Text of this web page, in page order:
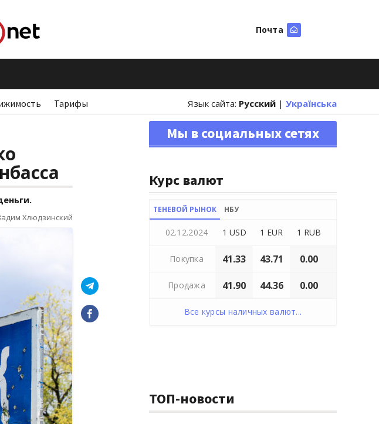
Почта
Тарифы Язык сайта: Русский | Українська
Хлюдзинский
Мы в социальных сетях
Курс валют
ТЕНЕВОЙ РЫНОК НБУ
02.12.2024 1 USD 1 EUR 1 RUB
Покупка 41.33 43.71 0.00
Продажа 41.90 44.36 0.00
Все курсы наличных валют...
ТОП-новости